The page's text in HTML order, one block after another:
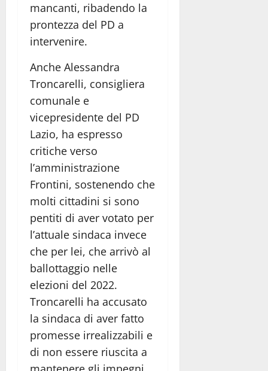
mancanti, ribadendo la
prontezza del PD a
intervenire.
Anche Alessandra
Troncarelli, consigliera
comunale e
vicepresidente del PD
Lazio, ha espresso
critiche verso
l’amministrazione
Frontini, sostenendo che
molti cittadini si sono
pentiti di aver votato per
l’attuale sindaca invece
che per lei, che arrivò al
ballottaggio nelle
elezioni del 2022.
Troncarelli ha accusato
la sindaca di aver fatto
promesse irrealizzabili e
di non essere riuscita a